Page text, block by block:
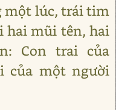
một lúc, trái tim
hai mũi tên, hai
Con trai của
của một người